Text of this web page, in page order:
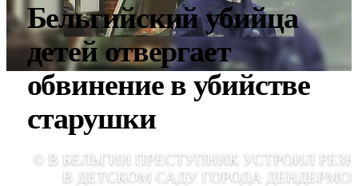
Бельгийский убийца
детей отвергает
обвинение в убийстве
старушки
© В БЕЛЬГИИ ПРЕСТУПНИК УСТРОИЛ
В ДЕТСКОМ САДУ ГОРОДА